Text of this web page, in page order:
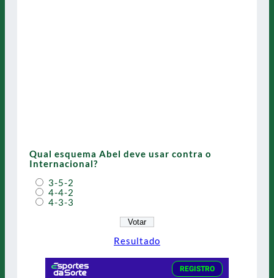
Qual esquema Abel deve usar contra o
Internacional?
3-5-2
4-4-2
4-3-3
Resultado